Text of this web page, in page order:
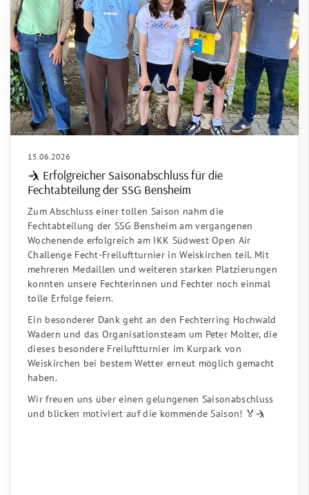
15.06.2026
🤺 Erfolgreicher Saisonabschluss für die
Fechtabteilung der SSG Bensheim
Zum Abschluss einer tollen Saison nahm die
Fechtabteilung der SSG Bensheim am vergangenen
Wochenende erfolgreich am IKK Südwest Open Air
Challenge Fecht-Freiluftturnier in Weiskirchen teil. Mit
mehreren Medaillen und weiteren starken Platzierungen
konnten unsere Fechterinnen und Fechter noch einmal
tolle Erfolge feiern.
Ein besonderer Dank geht an den Fechterring Hochwald
Wadern und das Organisationsteam um Peter Molter, die
dieses besondere Freiluftturnier im Kurpark von
Weiskirchen bei bestem Wetter erneut möglich gemacht
haben.
Wir freuen uns über einen gelungenen Saisonabschluss
und blicken motiviert auf die kommende Saison! 🏅🤺